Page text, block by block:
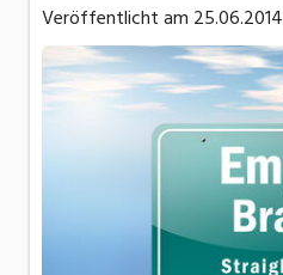
Veröffentlicht am 25.06.2014